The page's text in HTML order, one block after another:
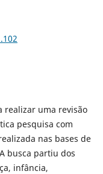
realizar uma revisão
pesquisa com
nas bases de
A busca partiu dos
infância,